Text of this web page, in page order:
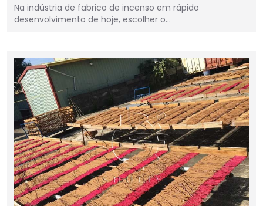
Na indústria de fabrico de incenso em rápido
desenvolvimento de hoje, escolher o…